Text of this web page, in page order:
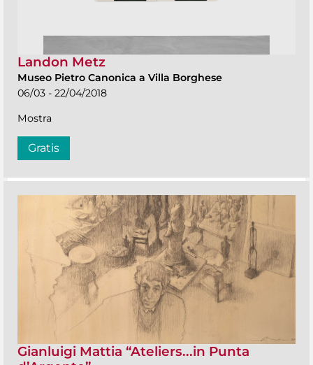
Landon Metz
Museo Pietro Canonica a Villa Borghese
06/03 - 22/04/2018
Mostra
Gratis
Gianluigi Mattia “Ateliers...in Punta